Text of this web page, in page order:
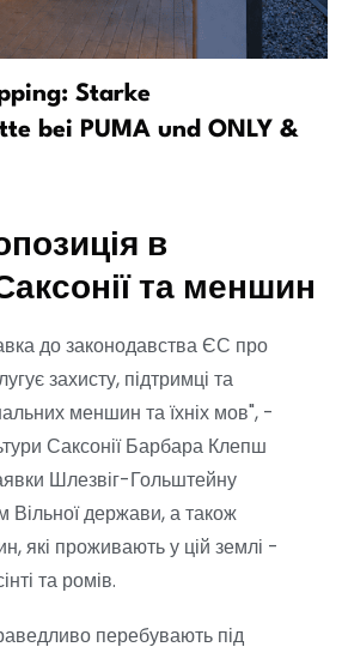
Starke
bei PUMA und ONLY &
в
та меншин
до законодавства ЄС про
захисту, підтримці та
меншин та їхніх мов", -
Саксонії Барбара Клепш
Шлезвіг-Гольштейну
Вільної держави, а також
які проживають у цій землі -
та ромів.
перебувають під